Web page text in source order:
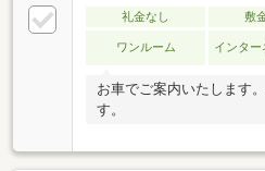
礼金なし 敷
ワンルーム インタ
お車でご案内いたします
す。